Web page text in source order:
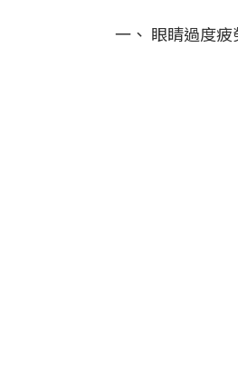
一、 眼睛過度